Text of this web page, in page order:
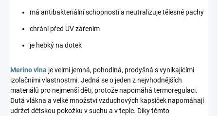
má antibakteriální schopnosti a neutralizuje tělesné pachy
chrání před UV zářením
je hebký na dotek
Merino vlna je velmi jemná, pohodlná, prodyšná s vynikajícími
izolačními vlastnostmi. Jedná se o jeden z nejvhodnějších
materiálů pro nejmenší děti, protože napomáhá termoregulaci.
Dutá vlákna a velké množství vzduchových kapsiček napomáhají
udržet dětskou pokožku v suchu a v teple. Díky těmto